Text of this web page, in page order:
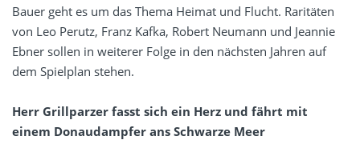
Bauer geht es um das Thema Heimat und Flucht. Raritäten
von Leo Perutz, Franz Kafka, Robert Neumann und Jeannie
Ebner sollen in weiterer Folge in den nächsten Jahren auf
dem Spielplan stehen.
Herr Grillparzer fasst sich ein Herz und fährt mit
einem Donaudampfer ans Schwarze Meer